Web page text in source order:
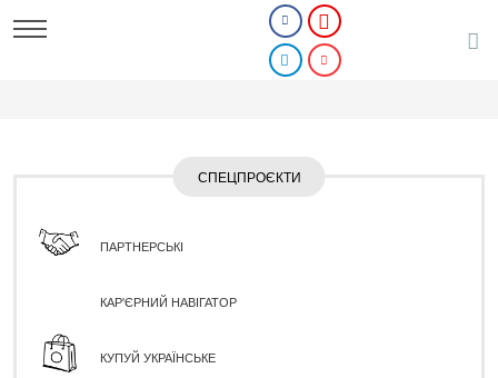
СПЕЦПРОЄКТИ
ПАРТНЕРСЬКІ
КАР'ЄРНИЙ НАВІГАТОР
КУПУЙ УКРАЇНСЬКЕ